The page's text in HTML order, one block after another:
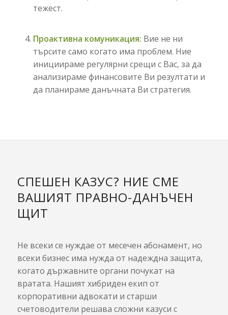
тежест.
Проактивна комуникация: Вие не ни
търсите само когато има проблем. Ние
инициираме регулярни срещи с Вас, за да
анализираме финансовите Ви резултати и
да планираме данъчната Ви стратегия.
СПЕШЕН КАЗУС? НИЕ СМЕ
ВАШИЯТ ПРАВНО-ДАНЪЧЕН
ЩИТ
Не всеки се нуждае от месечен абонамент, но
всеки бизнес има нужда от надеждна защита,
когато държавните органи почукат на
вратата. Нашият хибриден екип от
корпоративни адвокати и старши
счетоводители решава сложни казуси с